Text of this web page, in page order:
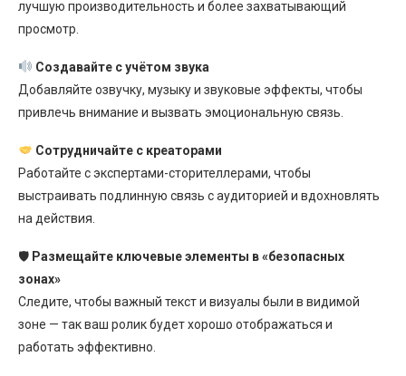
лучшую производительность и более захватывающий
просмотр.
Создавайте с учётом звука
Добавляйте озвучку, музыку и звуковые эффекты, чтобы
привлечь внимание и вызвать эмоциональную связь.
Сотрудничайте с креаторами
Работайте с экспертами-сторителлерами, чтобы
выстраивать подлинную связь с аудиторией и вдохновлять
на действия.
🛡 Размещайте ключевые элементы в «безопасных
зонах»
Следите, чтобы важный текст и визуалы были в видимой
зоне — так ваш ролик будет хорошо отображаться и
работать эффективно.